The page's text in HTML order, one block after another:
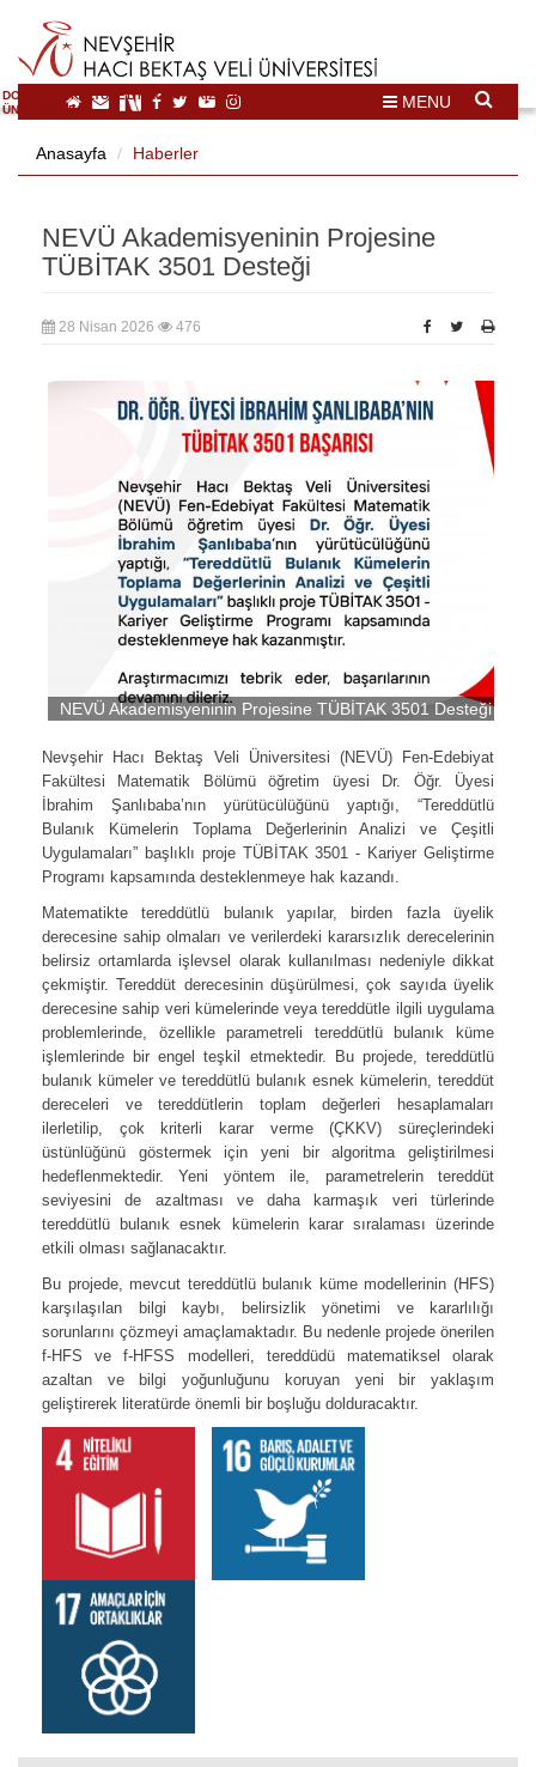
DOĞAL VE KÜLTÜREL MİRAS TURİZMİ İHTİSASLAŞMA
ÜNİVERSİTESİ
MENU
Anasayfa Haberler
NEVÜ Akademisyeninin Projesine
TÜBİTAK 3501 Desteği
28 Nisan 2026 476
NEVÜ Akademisyeninin Projesine TÜBİTAK 3501 Desteği
Nevşehir Hacı Bektaş Veli Üniversitesi (NEVÜ) Fen-Edebiyat
Fakültesi Matematik Bölümü öğretim üyesi Dr. Öğr. Üyesi
İbrahim Şanlıbaba’nın yürütücülüğünü yaptığı, “Tereddütlü
Bulanık Kümelerin Toplama Değerlerinin Analizi ve Çeşitli
Uygulamaları” başlıklı proje TÜBİTAK 3501 - Kariyer Geliştirme
Programı kapsamında desteklenmeye hak kazandı.
Matematikte tereddütlü bulanık yapılar, birden fazla üyelik
derecesine sahip olmaları ve verilerdeki kararsızlık derecelerinin
belirsiz ortamlarda işlevsel olarak kullanılması nedeniyle dikkat
çekmiştir. Tereddüt derecesinin düşürülmesi, çok sayıda üyelik
derecesine sahip veri kümelerinde veya tereddütle ilgili uygulama
problemlerinde, özellikle parametreli tereddütlü bulanık küme
işlemlerinde bir engel teşkil etmektedir. Bu projede, tereddütlü
bulanık kümeler ve tereddütlü bulanık esnek kümelerin, tereddüt
dereceleri ve tereddütlerin toplam değerleri hesaplamaları
ilerletilip, çok kriterli karar verme (ÇKKV) süreçlerindeki
üstünlüğünü göstermek için yeni bir algoritma geliştirilmesi
hedeflenmektedir. Yeni yöntem ile, parametrelerin tereddüt
seviyesini de azaltması ve daha karmaşık veri türlerinde
tereddütlü bulanık esnek kümelerin karar sıralaması üzerinde
etkili olması sağlanacaktır.
Bu projede, mevcut tereddütlü bulanık küme modellerinin (HFS)
karşılaşılan bilgi kaybı, belirsizlik yönetimi ve kararlılığı
sorunlarını çözmeyi amaçlamaktadır. Bu nedenle projede önerilen
f-HFS ve f-HFSS modelleri, tereddüdü matematiksel olarak
azaltan ve bilgi yoğunluğunu koruyan yeni bir yaklaşım
geliştirerek literatürde önemli bir boşluğu dolduracaktır.